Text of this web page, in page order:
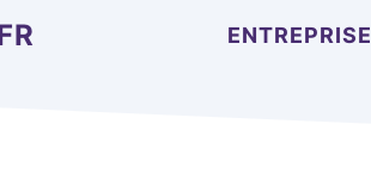
ENTREPRISE